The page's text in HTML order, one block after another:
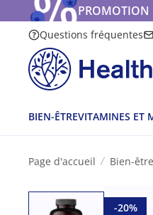
Questions fréquentes
BIEN-ÊTREVITAMINES ET
Page d'accueil Bien-être
-20%